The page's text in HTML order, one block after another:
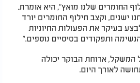
החומרים שלנו מואץ", היא אומרת.
ישנים, וקצב חילוף החומרים יורד
בעיקר את הפעולות החיוניות
ותפקודים בסיסיים נוספים."
ארוחת הבוקר יכולה
לאורך היום.